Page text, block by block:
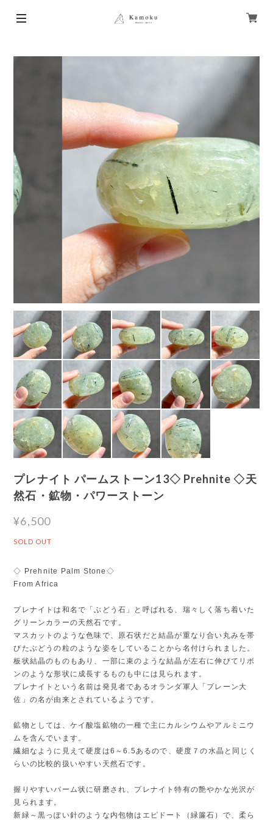
プレナイト パームストーン13◇ Prehnite ◇天
然石・鉱物・パワーストーン
¥6,500
SOLD OUT
◇ Prehnite Palm Stone◇
From Africa
プレナイトは和名で「ぶどう石」と呼ばれる、瑞々しく落ち着いた
グリーンカラーの天然石です。
マスカットのような色味で、原石状だと結晶が重なり合い丸みを帯
びたぶどうの粒のような姿をしていることから名付けられました。
板状結晶のものもあり、一部に束のような結晶が左右に伸びてリボ
ンのような形状に成長するものも中には見られます。
プレナイトという名前は発見者であるオランダ軍人「プレーン大
佐」の名が由来とされているようです。
鉱物としては、ケイ酸塩鉱物の一種で主にカルシウムやアルミニウ
ムを含んでいます。
繊細なように見えて硬度は6～6.5あるので、硬度７の水晶と同じく
らいの比較的扱いやすい天然石です。
握りやすいパーム状に研磨され、プレナイト特有の艶やかな光沢が
見られます。
新緑～黒っぽい針のような内包物はエピドート（緑簾石）で、柔ら